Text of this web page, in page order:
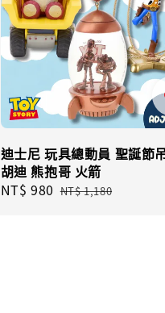
迪士尼 玩具總動員 聖誕節
胡迪 熊抱哥 火箭
Sale
NT$ 980 Regular
NT$ 1,180